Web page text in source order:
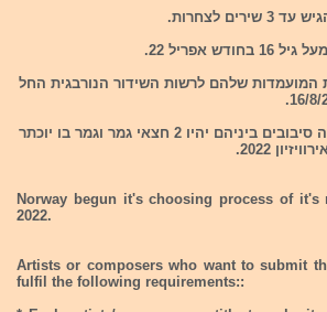
לצחרות.
אפריל 22.
המועמדות שלהם לרשות השידור הנורבגית החל
הקדם הנורבגי יכלול כמה סיבובים ביניהם יהיו 2 חצאי גמר וגמר בו יוכתר
2022.
Norway begun it's choosing process of it's
2022.
Artists or composers who want to submit
fulfil the following requirements::